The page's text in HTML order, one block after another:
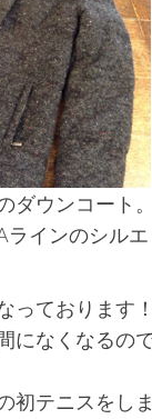
ダウンコート。
ラインのシル
っております！
になくなるの
初テニスをしま